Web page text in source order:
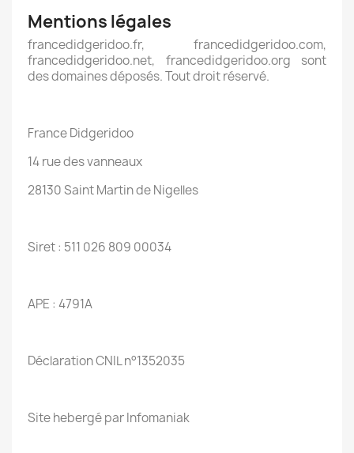
Mentions légales
francedidgeridoo.fr, francedidgeridoo.com,
francedidgeridoo.net, francedidgeridoo.org sont
des domaines déposés. Tout droit réservé.
France Didgeridoo
14 rue des vanneaux
28130 Saint Martin de Nigelles
Siret : 511 026 809 00034
APE : 4791A
Déclaration CNIL n°1352035
Site hebergé par Infomaniak